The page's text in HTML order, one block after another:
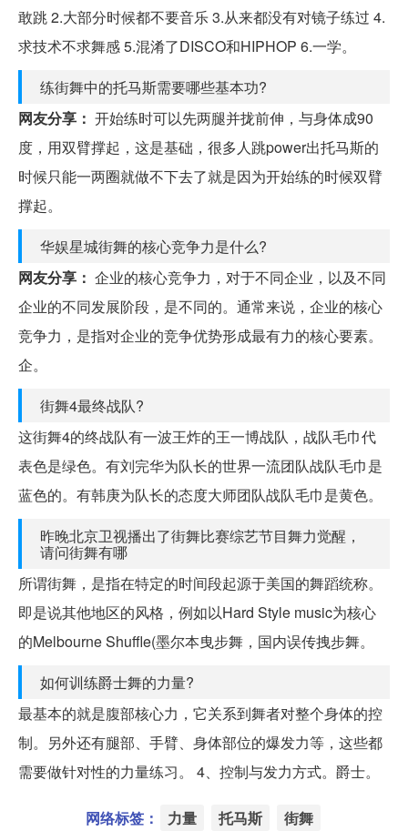
敢跳 2.大部分时候都不要音乐 3.从来都没有对镜子练过 4.
求技术不求舞感 5.混淆了DISCO和HIPHOP 6.一学。
练街舞中的托马斯需要哪些基本功?
网友分享： 开始练时可以先两腿并拢前伸，与身体成90
度，用双臂撑起，这是基础，很多人跳power出托马斯的
时候只能一两圈就做不下去了就是因为开始练的时候双臂
撑起。
华娱星城街舞的核心竞争力是什么?
网友分享： 企业的核心竞争力，对于不同企业，以及不同
企业的不同发展阶段，是不同的。通常来说，企业的核心
竞争力，是指对企业的竞争优势形成最有力的核心要素。
企。
街舞4最终战队?
这街舞4的终战队有一波王炸的王一博战队，战队毛巾代
表色是绿色。有刘完华为队长的世界一流团队战队毛巾是
蓝色的。有韩庚为队长的态度大师团队战队毛巾是黄色。
昨晚北京卫视播出了街舞比赛综艺节目舞力觉醒，
请问街舞有哪
所谓街舞，是指在特定的时间段起源于美国的舞蹈统称。
即是说其他地区的风格，例如以Hard Style music为核心
的Melbourne Shuffle(墨尔本曳步舞，国内误传拽步舞。
如何训练爵士舞的力量?
最基本的就是腹部核心力，它关系到舞者对整个身体的控
制。另外还有腿部、手臂、身体部位的爆发力等，这些都
需要做针对性的力量练习。 4、控制与发力方式。爵士。
网络标签： 力量 托马斯 街舞